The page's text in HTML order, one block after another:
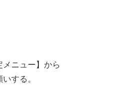
メニュー】から
する。